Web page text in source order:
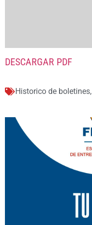
DESCARGAR PDF
Historico de boletines,